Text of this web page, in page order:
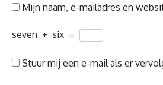
Mijn naam, e-mailadres en
seven + six =
Stuur mij een e-mail als er